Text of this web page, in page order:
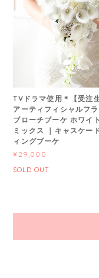
TVドラマ使用＊【受注
アーティフィシャルフ
ブローチブーケ ホワイ
ミックス ｜キャスケー
ィングブーケ
¥29,000
SOLD OUT